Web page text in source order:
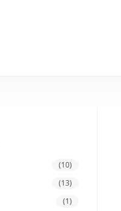
(10)
(13)
(1)